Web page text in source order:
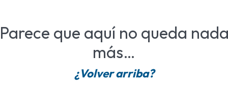
que aquí no queda
más…
¿Volver arriba?